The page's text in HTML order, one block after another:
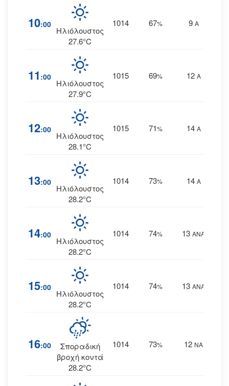
10:00
Ηλιόλουστος
27.6°C
1014 67% 9 Α
11 :00
Ηλιόλουστος
27.9°C
1015 69% 12 Α
12:00
Ηλιόλουστος
28.1°C
1015 71% 14 Α
13:00
Ηλιόλουστος
28.2°C
1014 73% 14 Α
14:00
Ηλιόλουστος
28.2°C
1014 74% 13 ΑΝΑ
15:00
Ηλιόλουστος
28.2°C
1014 74% 13 ΑΝΑ
16:00
Σποραδική
βροχή κοντά
28.2°C
1014 73% 12 ΝΑ